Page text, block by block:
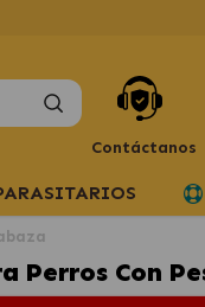
Contáctanos
Perros Con